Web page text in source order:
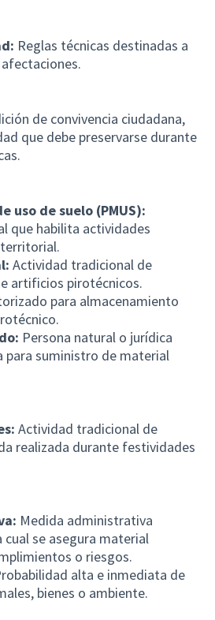
Reglas técnicas destinadas a
de convivencia ciudadana,
que debe preservarse durante
uso de suelo (PMUS):
que habilita actividades
Actividad tradicional de
artificios pirotécnicos.
para almacenamiento
Persona natural o jurídica
para suministro de material
Actividad tradicional de
realizada durante festividades
Medida administrativa
se asegura material
o riesgos.
alta e inmediata de
bienes o ambiente.